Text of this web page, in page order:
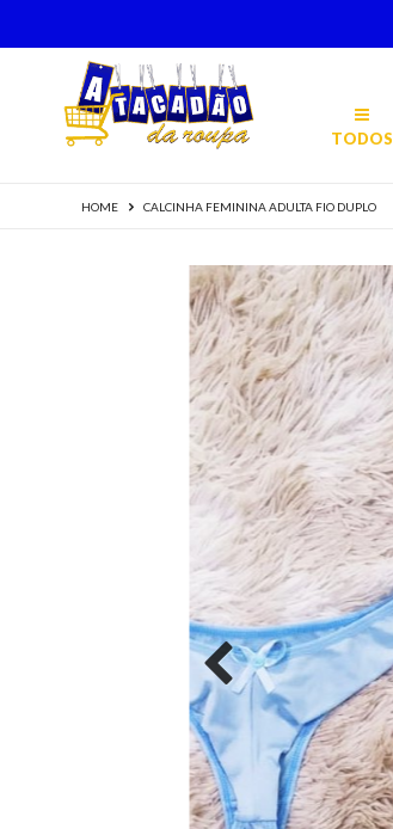
TODOS
HOME CALCINHA FEMININA ADULTA FIO DUPLO